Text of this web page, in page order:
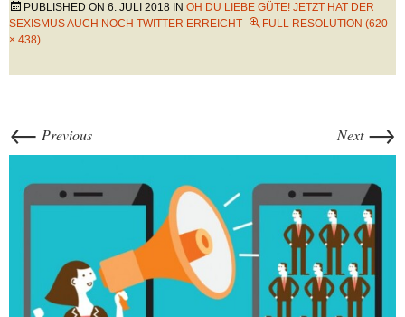
PUBLISHED ON 6. JULI 2018 IN OH DU LIEBE GÜTE! JETZT HAT DER
SEXISMUS AUCH NOCH TWITTER ERREICHT
FULL RESOLUTION (620
× 438)
← Previous Next →